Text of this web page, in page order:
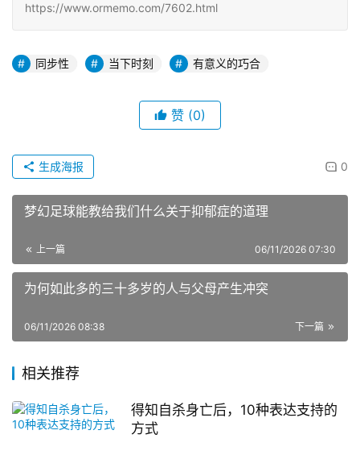
https://www.ormemo.com/7602.html
同步性 当下时刻 有意义的巧合
赞 (0)
0
生成海报
梦幻足球能教给我们什么关于抑郁症的道理
上一篇 06/11/2026 07:30
为何如此多的三十多岁的人与父母产生冲突
下一篇
06/11/2026 08:38
相关推荐
得知自杀身亡后，10种表达支持的
方式